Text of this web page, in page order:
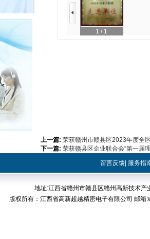
1 / 1
上一篇: 荣获赣州市赣县区2023年度全
下一篇: 荣获赣县区企业联合会“第一届
留言反馈 服务指
地址:江西省赣州市赣县区赣州高新技术
版权所有：江西省高新超越精密电子有限公司 邮